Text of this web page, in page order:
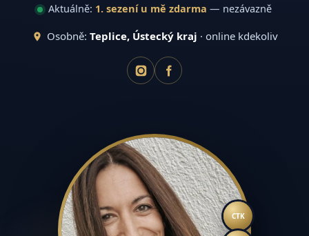
Aktuálně: 1. sezení u mě zdarma — nezávazně
Osobně: Teplice, Ústecký kraj · online kdekoliv
CTK